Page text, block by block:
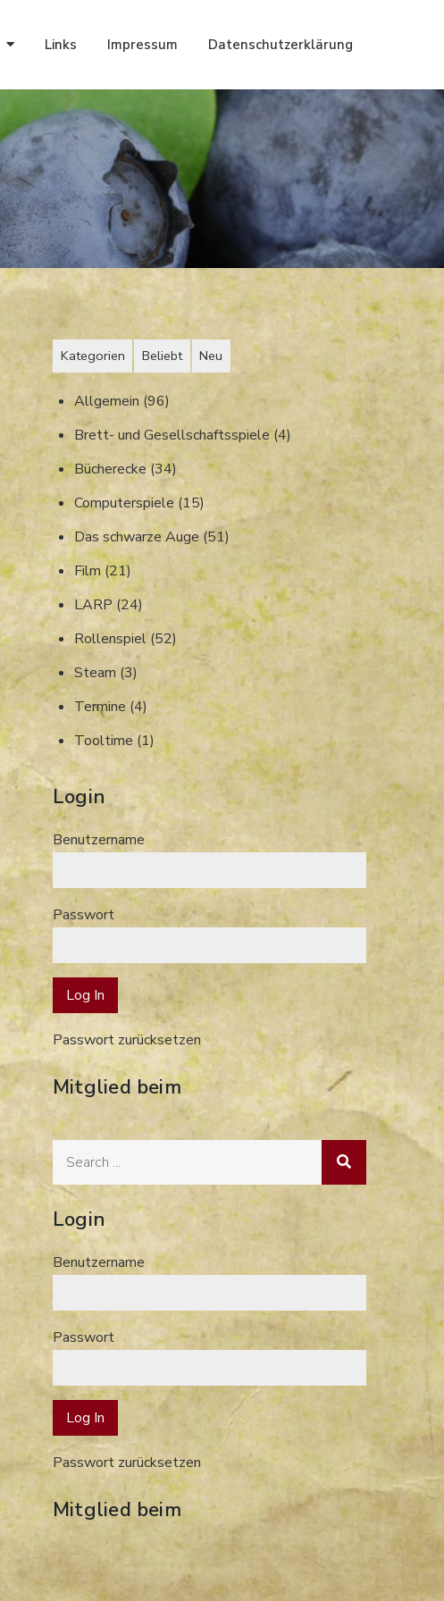
Links Impressum Datenschutzerklärung
Kategorien Beliebt Neu
Allgemein (96)
Brett- und Gesellschaftsspiele(4)
Bücherecke(34)
Computerspiele (15)
Das schwarze Auge (51)
Film(21)
LARP(24)
Rollenspiel(52)
Steam (3)
Termine (4)
Tooltime (1)
Login
Benutzername
Passwort
Passwort zurücksetzen
Mitglied beim
Login
Benutzername
Passwort
Passwort zurücksetzen
Mitglied beim